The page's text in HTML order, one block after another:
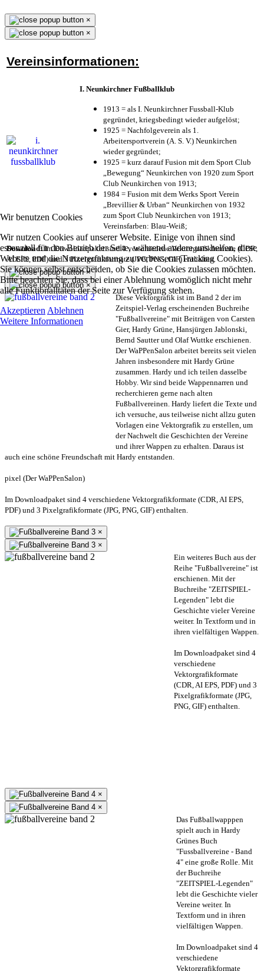
Wir benutzen Cookies
Wir nutzen Cookies auf unserer Website. Einige von ihnen sind
essenziell für den Betrieb der Seite, während andere uns helfen, diese
Website und die Nutzererfahrung zu verbessern (Tracking Cookies).
Sie können selbst entscheiden, ob Sie die Cookies zulassen möchten.
Bitte beachten Sie, dass bei einer Ablehnung womöglich nicht mehr
alle Funktionalitäten der Seite zur Verfügung stehen.
Akzeptieren Ablehnen
Weitere Informationen
×
×
Vereinsinformationen:
I. Neunkirchner Fußballklub
1913 = als I. Neunkirchner Fussball-Klub
gegründet, kriegsbedingt wieder aufgelöst;
1925 = Nachfolgeverein als 1.
Arbeitersportverein (A. S. V.) Neunkirchen
wieder gegründet;
1925 = kurz darauf Fusion mit dem Sport Club
„Bewegung“ Neunkirchen von 1920 zum Sport
Club Neunkirchen von 1913;
1984 = Fusion mit dem Werks Sport Verein
„Brevillier & Urban“ Neunkirchen von 1932
zum Sport Club Neunkirchen von 1913;
Vereinsfarben: Blau-Weiß;
Download:Im Downloadpaket sind 4 verschiedene Vektorgrafikformate (CDR,
AI EPS, PDF) und 3 Pixelgrafikformate (JPG, PNG, GIF) enthalten.
×
×
Diese Vektorgrafik ist im Band 2 der im
Zeitspiel-Verlag erscheinenden Buchreihe
"Fußballvereine" mit Beiträgen von Carsten
Gier, Hardy Grüne, Hansjürgen Jablonski,
Bernd Sautter und Olaf Wuttke erschienen.
Der WaPPenSalon arbeitet bereits seit vielen
Jahren insbesondere mit Hardy Grüne
zusammen. Hardy und ich teilen dasselbe
Hobby. Wir sind beide Wappennarren und
recherchieren gerne nach alten
Fußballvereinen. Hardy liefert die Texte und
ich versuche, aus teilweise nicht allzu guten
Vorlagen eine Vektorgrafik zu erstellen, um
der Nachwelt die Geschichten der Vereine
und ihrer Wappen zu erhalten. Daraus ist
auch eine schöne Freundschaft mit Hardy entstanden.
pixel (Der WaPPenSalon)
Im Downloadpaket sind 4 verschiedene Vektorgrafikformate (CDR, AI EPS,
PDF) und 3 Pixelgrafikformate (JPG, PNG, GIF) enthalten.
×
×
Ein weiteres Buch aus der
Reihe "Fußballvereine" ist
erschienen. Mit der
Buchreihe "ZEITSPIEL-
Legenden" lebt die
Geschichte vieler Vereine
weiter. In Textform und in
ihren vielfältigen Wappen.
Im Downloadpaket sind 4
verschiedene
Vektorgrafikformate
(CDR, AI EPS, PDF) und 3
Pixelgrafikformate (JPG,
PNG, GIF) enthalten.
×
×
Das Fußballwapppen
spielt auch in Hardy
Grünes Buch
"Fussballvereine - Band
4" eine große Rolle. Mit
der Buchreihe
"ZEITSPIEL-Legenden"
lebt die Geschichte vieler
Vereine weiter. In
Textform und in ihren
vielfältigen Wappen.
Im Downloadpaket sind 4
verschiedene
Vektorgrafikformate